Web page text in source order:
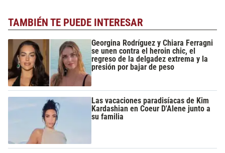
TAMBIÉN TE PUEDE INTERESAR
Georgina Rodríguez y Chiara Ferragni
se unen contra el heroin chic, el
regreso de la delgadez extrema y la
presión por bajar de peso
Las vacaciones paradisíacas de Kim
Kardashian en Coeur D'Alene junto a
su familia